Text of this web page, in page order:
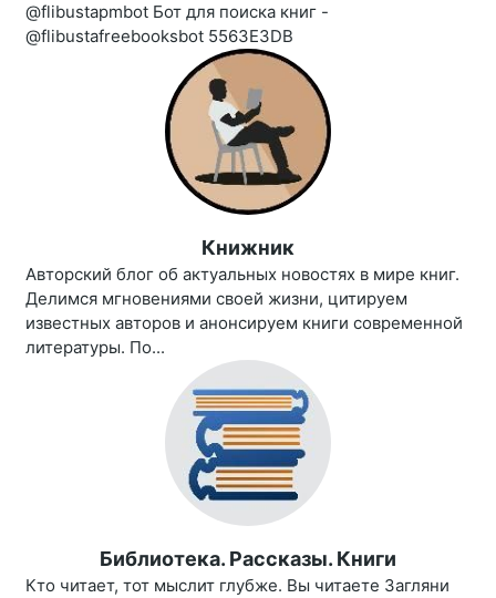
@flibustapmbot Бот для поиска книг -
@flibustafreebooksbot 5563E3DB
Книжник
Авторский блог об актуальных новостях в мире книг.
Делимся мгновениями своей жизни, цитируем
известных авторов и анонсируем книги современной
литературы. По...
Библиотека. Рассказы. Книги
Кто читает, тот мыслит глубже. Вы читаете Загляни